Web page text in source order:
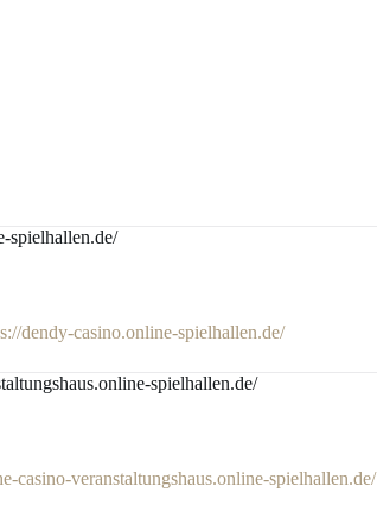
spielhallen.de/
dendy-casino.online-spielhallen.de/
spielhallen.de/
casino-veranstaltungshaus.online-spielhallen.de/